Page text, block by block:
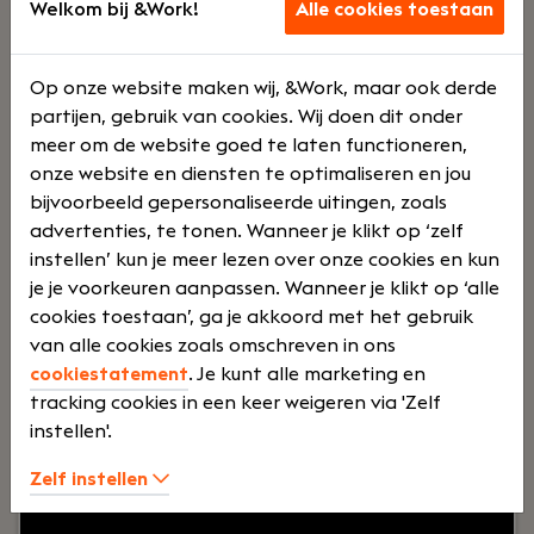
commerciële organisatie en het realiseren van
onze groeiambities.
Voltij
d
€
6500 -
€
8000
kijkt dan de cijfers? Krijg jij energie van het
Welkom bij &Work! Alle cookies toestaan
Op onze website maken wij, &Work, maar ook derde
partijen, gebruik van cookies. Wij doen dit onder
meer om de website goed te laten functioneren,
onze website en diensten te optimaliseren en jou
bijvoorbeeld gepersonaliseerde uitingen, zoals
advertenties, te tonen. Wanneer je klikt op ‘zelf
instellen’ kun je meer lezen over onze cookies en kun
je je voorkeuren aanpassen. Wanneer je klikt op ‘alle
cookies toestaan’, ga je akkoord met het gebruik
van alle cookies zoals omschreven in ons
cookiestatement. Je kunt alle marketing en
tracking cookies in een keer weigeren via 'Zelf
instellen'.
Zelf instellen